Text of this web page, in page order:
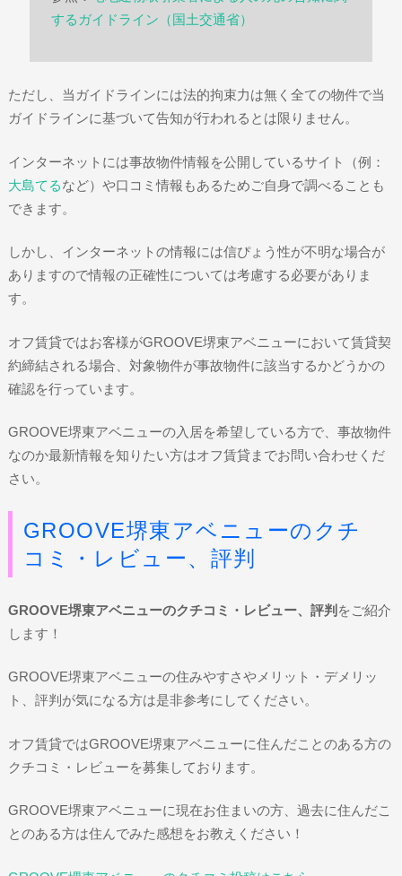
するガイドライン（国土交通省）
ただし、当ガイドラインには法的拘束力は無く全ての物件で当
ガイドラインに基づいて告知が行われるとは限りません。
インターネットには事故物件情報を公開しているサイト（例：
大島てるなど）や口コミ情報もあるためご自身で調べることも
できます。
しかし、インターネットの情報には信ぴょう性が不明な場合が
ありますので情報の正確性については考慮する必要がありま
す。
オフ賃貸ではお客様がGROOVE堺東アベニューにおいて賃貸契
約締結される場合、対象物件が事故物件に該当するかどうかの
確認を行っています。
GROOVE堺東アベニューの入居を希望している方で、事故物件
なのか最新情報を知りたい方はオフ賃貸までお問い合わせくだ
さい。
GROOVE堺東アベニューのクチ
コミ・レビュー、評判
GROOVE堺東アベニューのクチコミ・レビュー、評判 をご紹介
します！
GROOVE堺東アベニューの住みやすさやメリット・デメリッ
ト、評判が気になる方は是非参考にしてください。
オフ賃貸ではGROOVE堺東アベニューに住んだことのある方の
クチコミ・レビューを募集しております。
GROOVE堺東アベニューに現在お住まいの方、過去に住んだこ
とのある方は住んでみた感想をお教えください！